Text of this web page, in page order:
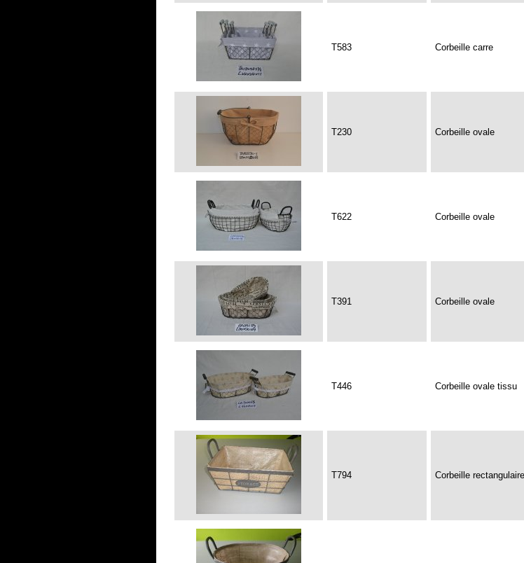
T583 Corbeille carre
T230 Corbeille ovale
T622 Corbeille ovale
T391 Corbeille ovale
T446 Corbeille ovale tissu
T794 Corbeille